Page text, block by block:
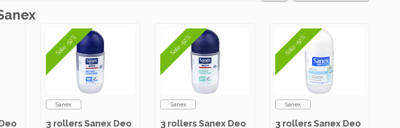
Sale -52%
Sanex
3 rollers Sanex Deo
Sale -52%
Sanex
3 rollers Sanex Deo
Sale -52%
Sanex
3 rollers Sanex Deo